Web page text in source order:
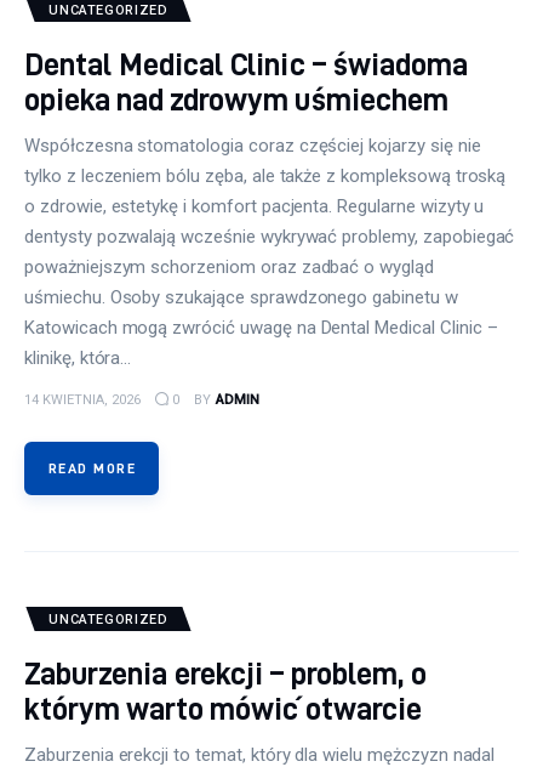
UNCATEGORIZED
Dental Medical Clinic – świadoma
opieka nad zdrowym uśmiechem
Współczesna stomatologia coraz częściej kojarzy się nie
tylko z leczeniem bólu zęba, ale także z kompleksową troską
o zdrowie, estetykę i komfort pacjenta. Regularne wizyty u
dentysty pozwalają wcześnie wykrywać problemy, zapobiegać
poważniejszym schorzeniom oraz zadbać o wygląd
uśmiechu. Osoby szukające sprawdzonego gabinetu w
Katowicach mogą zwrócić uwagę na Dental Medical Clinic –
klinikę, która…
14 KWIETNIA, 2026 0 BY ADMIN
READ MORE
UNCATEGORIZED
Zaburzenia erekcji – problem, o
którym warto mówić otwarcie
Zaburzenia erekcji to temat, który dla wielu mężczyzn nadal